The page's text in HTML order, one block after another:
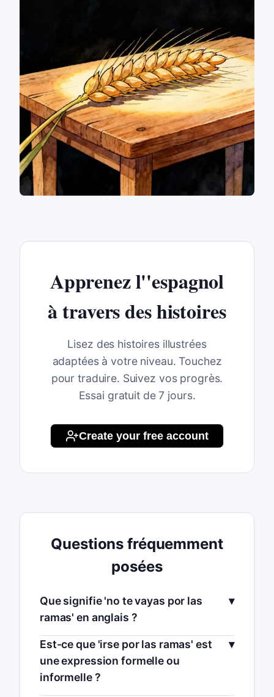
Apprenez l''espagnol
à travers des histoires
Lisez des histoires illustrées
adaptées à votre niveau. Touchez
pour traduire. Suivez vos progrès.
Essai gratuit de 7 jours.
Create your free account
Questions fréquemment
posées
Que signifie 'no te vayas por las
ramas' en anglais ?
Est-ce que 'irse por las ramas' est
une expression formelle ou
informelle ?